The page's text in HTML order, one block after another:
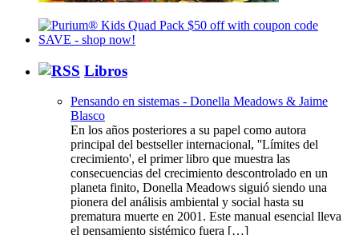
Libros
Pensando en sistemas - Donella Meadows & Jaime
Blasco
En los años posteriores a su papel como autora
principal del bestseller internacional, ''Límites del
crecimiento', el primer libro que muestra las
consecuencias del crecimiento descontrolado en un
planeta finito, Donella Meadows siguió siendo una
pionera del análisis ambiental y social hasta su
prematura muerte en 2001. Este manual esencial lleva
el pensamiento sistémico fuera […]